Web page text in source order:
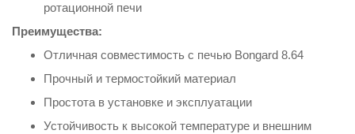
ротационной печи
Преимущества:
Отличная совместимость с печью Bongard 8.64
Прочный и термостойкий материал
Простота в установке и эксплуатации
Устойчивость к высокой температуре и внешним